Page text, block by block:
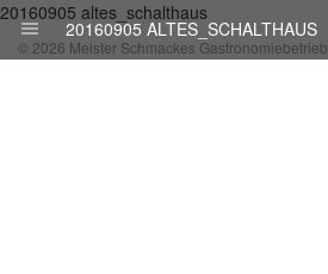
20160905 ALTES_SCHALTHAUS
20160905 altes_schalthaus
© 2026 Meister Schmackes Gastronomiebetrieb